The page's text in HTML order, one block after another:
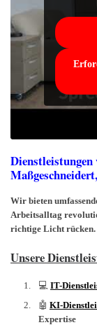
Wir bieten
Arbeitsalltag
richtige Licht rücken.
Unsere
💻 IT-
🤖 KI-
Expertise